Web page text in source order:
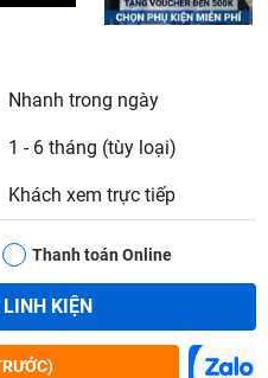
Nhanh trong ngày
1 - 6 tháng (tùy loại)
Khách xem trực tiếp
Thanh toán Online
KIỆN